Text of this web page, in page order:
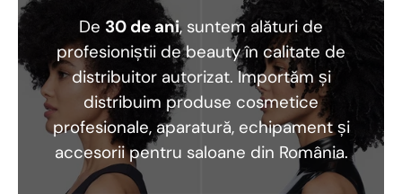
De 30 de ani, suntem alături de
profesioniștii de beauty în calitate de
distribuitor autorizat. Importăm și
distribuim produse cosmetice
profesionale, aparatură, echipament și
accesorii pentru saloane din România.